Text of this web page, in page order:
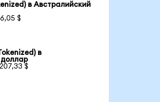
в Австралийский
$
в
$